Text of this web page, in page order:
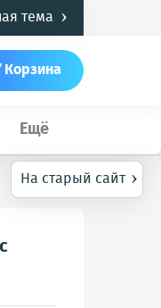
На старый сайт ›
тема ›
Корзина
Ещё